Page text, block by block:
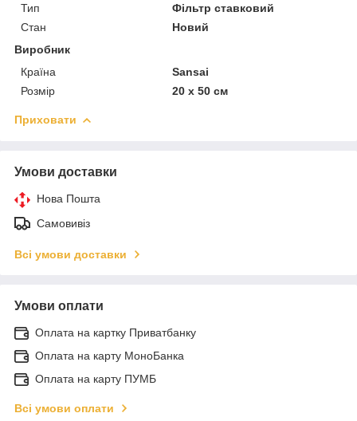
Тип
Фільтр ставковий
Стан
Новий
Виробник
Країна
Sansai
Розмір
20 х 50 см
Приховати
Умови доставки
Нова Пошта
Самовивіз
Всі умови доставки
Умови оплати
Оплата на картку Приватбанку
Оплата на карту МоноБанка
Оплата на карту ПУМБ
Всі умови оплати